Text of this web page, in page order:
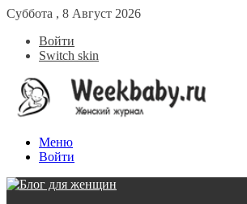
Суббота , 8 Август 2026
Войти
Switch skin
Меню
Войти